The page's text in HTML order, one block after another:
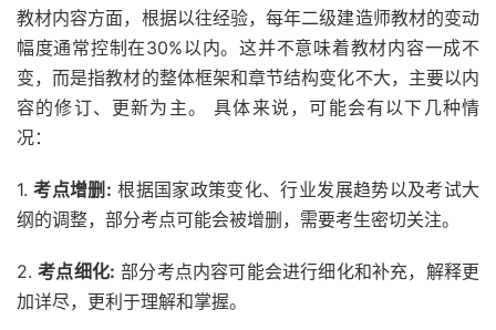
教材内容方面，根据以往经验，每年二级建造师教材的变动
幅度通常控制在30%以内。这并不意味着教材内容一成不
变，而是指教材的整体框架和章节结构变化不大，主要以内
容的修订、更新为主。 具体来说，可能会有以下几种情
况：
1.考点增删: 根据国家政策变化、行业发展趋势以及考试大
纲的调整，部分考点可能会被增删，需要考生密切关注。
2.考点细化: 部分考点内容可能会进行细化和补充，解释更
加详尽，更利于理解和掌握。